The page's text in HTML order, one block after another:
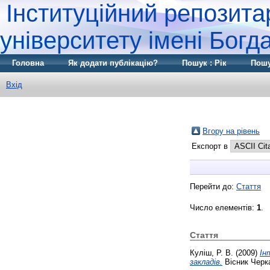
Інституційний
університету імені
Головна Як додати публікацію? Пошук : Рік
Вхід
Вгору на рівень
Експорт в
Перейти до: Стаття
Число елементів: 1
Стаття
Куліш, Р. В. (2009)
закладів. Вісник